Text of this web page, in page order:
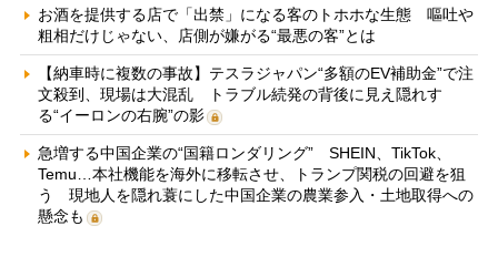
お酒を提供する店で「出禁」になる客のトホホな生態 嘔吐や
粗相だけじゃない、店側が嫌がる“最悪の客”とは
【納車時に複数の事故】テスラジャパン“多額のEV補助金”で注
文殺到、現場は大混乱 トラブル続発の背後に見え隠れす
る“イーロンの右腕”の影
急増する中国企業の“国籍ロンダリング” SHEIN、TikTok、
Temu…本社機能を海外に移転させ、トランプ関税の回避を狙
う 現地人を隠れ蓑にした中国企業の農業参入・土地取得への
懸念も